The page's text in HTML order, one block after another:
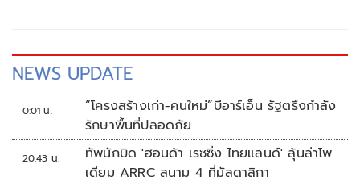
NEWS UPDATE
0:01 น.
“โครงสร้างเก่า-คนใหม่”บีอาร์เอ็น รัฐตรึงกำลัง
รักษาพื้นที่ปลอดภัย
20:43 น.
ทัพนักบิด 'ฮอนด้า เรซซิ่ง ไทยแลนด์' ลุ้นล่าโพ
เดียม ARRC สนาม 4 ที่มัลดาลิกา